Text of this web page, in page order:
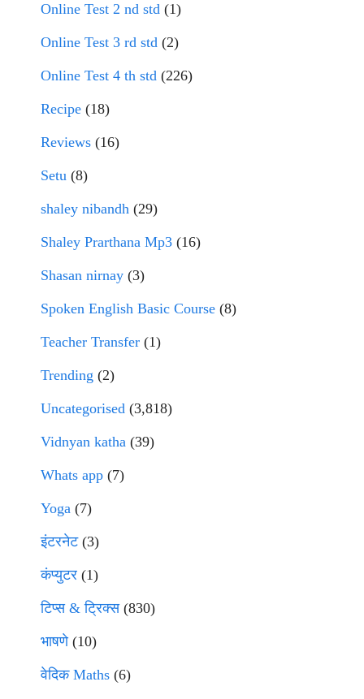
Online Test 2 nd std (1)
Online Test 3 rd std (2)
Online Test 4 th std (226)
Recipe (18)
Reviews (16)
Setu (8)
shaley nibandh (29)
Shaley Prarthana Mp3 (16)
Shasan nirnay (3)
Spoken English Basic Course (8)
Teacher Transfer (1)
Trending (2)
Uncategorised (3,818)
Vidnyan katha (39)
Whats app (7)
Yoga (7)
इंटरनेट(3)
कंप्युटर (1)
टिप्स & ट्रिक्स(830)
भाषणे(10)
वेदिक Maths (6)